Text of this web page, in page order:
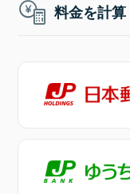
料金を計